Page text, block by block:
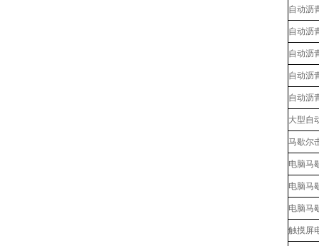
自动沥
自动沥
自动沥
自动沥
自动沥
大型自
马歇尔
电脑马
电脑马
电脑马
触摸屏